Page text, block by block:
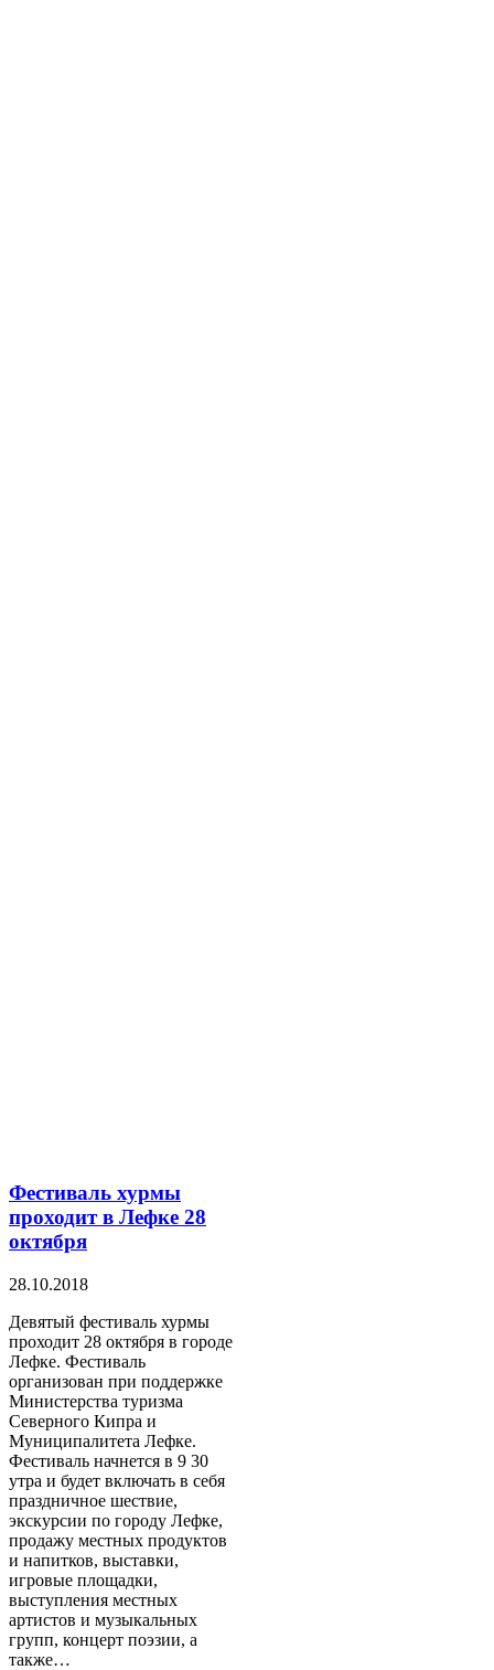
Фестиваль хурмы
проходит в Лефке 28
октября
28.10.2018
Девятый фестиваль хурмы
проходит 28 октября в городе
Лефке. Фестиваль
организован при поддержке
Министерства туризма
Северного Кипра и
Муниципалитета Лефке.
Фестиваль начнется в 9 30
утра и будет включать в себя
праздничное шествие,
экскурсии по городу Лефке,
продажу местных продуктов
и напитков, выставки,
игровые площадки,
выступления местных
артистов и музыкальных
групп, концерт поэзии, а
также…